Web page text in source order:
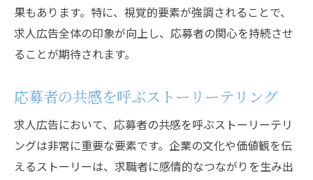
果もあります。特に、視覚的要素が強調されることで、
求人広告全体の印象が向上し、応募者の関心を持続させ
ることが期待されます。
応募者の共感を呼ぶストーリーテリング
求人広告において、応募者の共感を呼ぶストーリーテリ
ングは非常に重要な要素です。企業の文化や価値観を伝
えるストーリーは、求職者に感情的なつながりを生み出